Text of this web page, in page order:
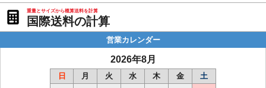
重量とサイズから概算送料を計算
国際送料の計算
営業カレンダー
2026年8月
日 月 火 水 木 金
土